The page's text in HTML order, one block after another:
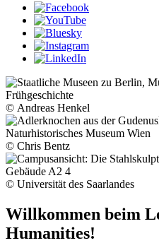
© Andreas Henkel
© Chris Bentz
© Universität des Saarlandes
Willkommen beim
Humanities!